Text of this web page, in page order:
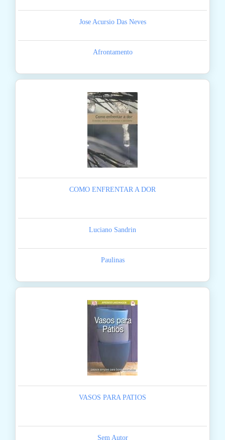
Jose Acursio Das Neves
Afrontamento
COMO ENFRENTAR A DOR
Luciano Sandrin
Paulinas
VASOS PARA PATIOS
Sem Autor